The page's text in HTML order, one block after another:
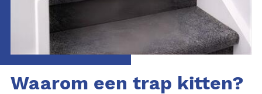
Waarom een trap kitten?